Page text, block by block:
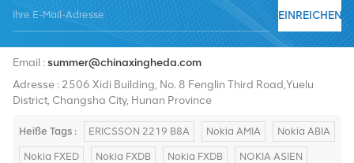
EINREICHEN
Email :summer@chinaxingheda.com
Adresse : 2506 Xidi Building, No. 8 Fenglin Third Road,Yuelu
District, Changsha City, Hunan Province
Heiße Tags : ERICSSON 2219 B8A Nokia AMIA Nokia ABIA
Nokia FXED Nokia FXDB Nokia FXDB NOKIA ASIEN